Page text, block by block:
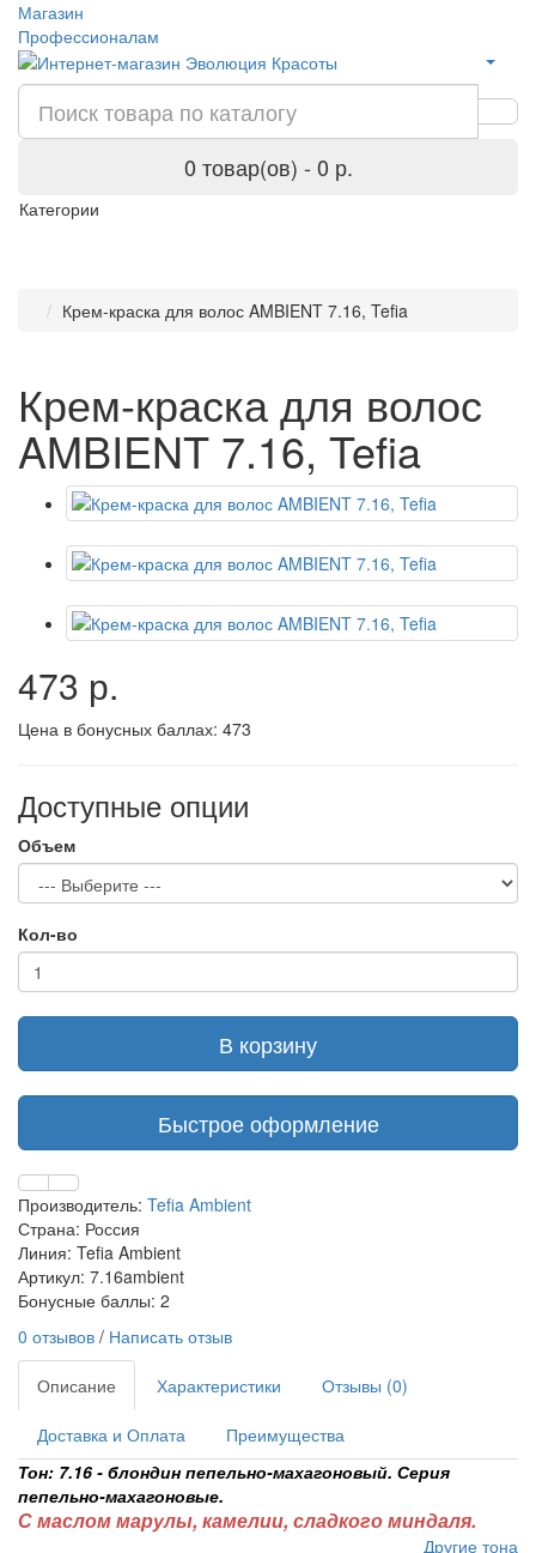
Магазин
Профессионалам
0 товар(ов) - 0 р.
Категории
Крем-краска для волос AMBIENT 7.16, Tefia
Крем-краска для волос
AMBIENT 7.16, Tefia
473 р.
Цена в бонусных баллах: 473
Доступные опции
Объем
Кол-во
В корзину
Быстрое оформление
Производитель: Tefia Ambient
Страна: Россия
Линия: Tefia Ambient
Артикул: 7.16ambient
Бонусные баллы: 2
0 отзывов / Написать отзыв
Описание Характеристики Отзывы (0)
Доставка и Оплата
Преимущества
Тон: 7.16 - блондин пепельно-махагоновый. Серия
пепельно-махагоновые.
С маслом марулы, камелии, сладкого миндаля.
Другие тона